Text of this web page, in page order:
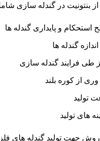
از بنتونیت در گندله سازی
استحکام و پایداری گندله ها
گندله ها
طی فرایند گندله سازی
از کوره بلند
تولید
های تولید
جهت تولید گندله های